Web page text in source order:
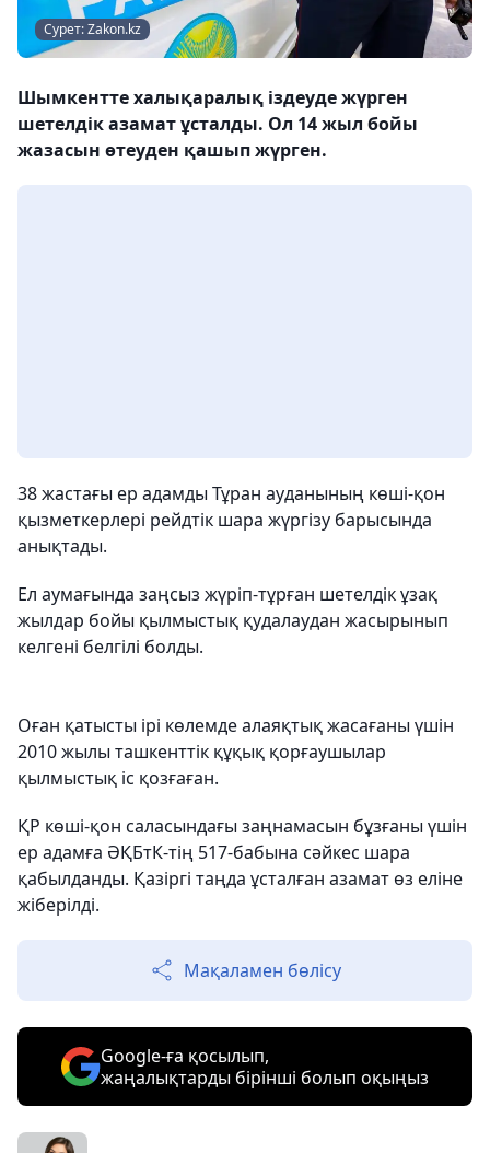
Сурет: Zakon.kz
Шымкентте халықаралық іздеуде жүрген
шетелдік азамат ұсталды. Ол 14 жыл бойы
жазасын өтеуден қашып жүрген.
38 жастағы ер адамды Тұран ауданының көші-қон
қызметкерлері рейдтік шара жүргізу барысында
анықтады.
Ел аумағында заңсыз жүріп-тұрған шетелдік ұзақ
жылдар бойы қылмыстық қудалаудан жасырынып
келгені белгілі болды.
Оған қатысты ірі көлемде алаяқтық жасағаны үшін
2010 жылы ташкенттік құқық қорғаушылар
қылмыстық іс қозғаған.
ҚР көші-қон саласындағы заңнамасын бұзғаны үшін
ер адамға ӘҚБтК-тің 517-бабына сәйкес шара
қабылданды. Қазіргі таңда ұсталған азамат өз еліне
жіберілді.
Мақаламен бөлісу
Google-ға қосылып,
жаңалықтарды бірінші болып оқыңыз